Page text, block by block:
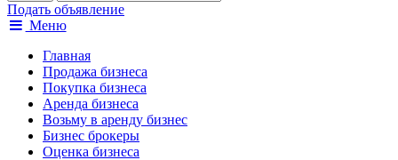
Подать объявление
Меню
Главная
Продажа бизнеса
Покупка бизнеса
Аренда бизнеса
Возьму в аренду бизнес
Бизнес брокеры
Оценка бизнеса